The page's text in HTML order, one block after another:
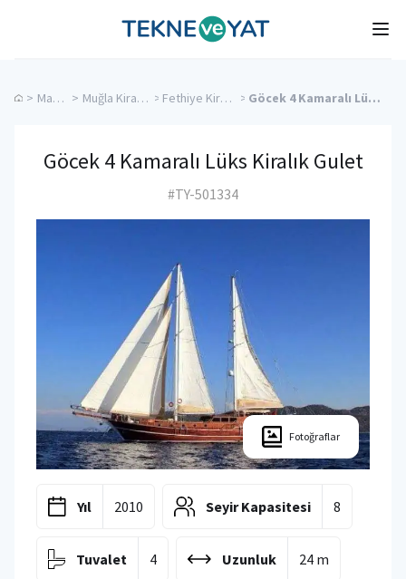
Tekne ve Yat
> Mavi Tur > Muğla Kiralık Yatlar > Fethiye Kiralık Yatlar > Göcek 4 Kamaralı Lüks Kiralık Gulet
Göcek 4 Kamaralı Lüks Kiralık Gulet
#TY-501334
Fotoğraflar
Yıl 2010 Seyir Kapasitesi 8
Tuvalet 4 Uzunluk 24 m